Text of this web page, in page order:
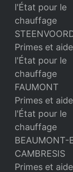
l'État pour le
chauffage
Primes et
l'État pour le
chauffage
FAUMONT
Primes et
l'État pour le
chauffage
BEAUMONT-
CAMBRESIS
Primes et